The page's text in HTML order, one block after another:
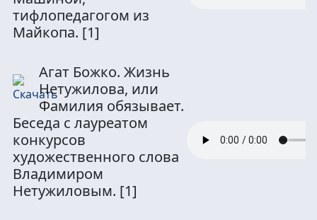
тифлопедагогом из
Майкопа. [1]
Агат Божко. Жизнь
Нетужилова, или
Фамилия обязывает.
Беседа с лауреатом
конкурсов
художественного слова
Владимиром
Нетужиловым. [1]